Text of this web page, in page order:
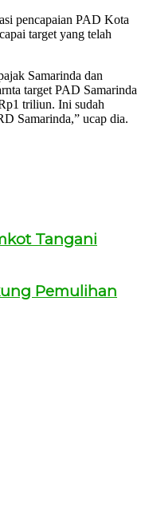
pencapaian PAD Kota
target yang telah
Samarinda dan
target PAD Samarinda
triliun. Ini sudah
Samarinda,” ucap dia.
Tangani
Pemulihan